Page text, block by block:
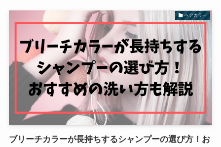
ヘアカラー
ブリーチカラーが長持ちするシャンプーの選び方！お